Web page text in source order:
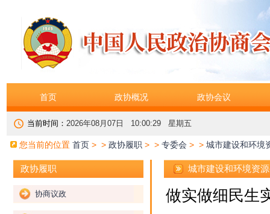
首页 政协概况 政协会议
当前时间： 2026年08月07日 10:00:30 星期五
您当前的位置 首页 > > 政协履职 > > 专委会 > > 城市建设和环境
政协履职
协商议政
城市建设和环境资
做实做细民生